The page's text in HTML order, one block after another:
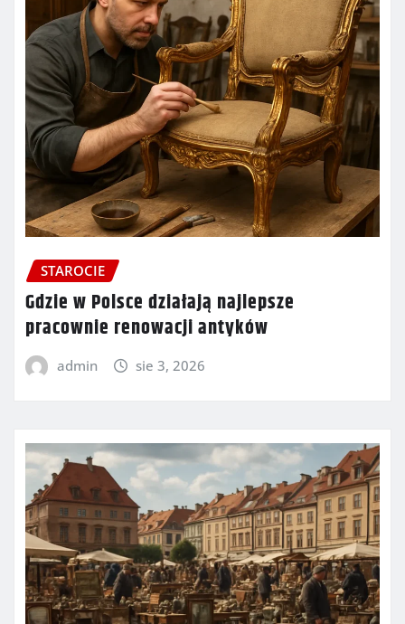
STAROCIE
Gdzie w Polsce działają najlepsze
pracownie renowacji antyków
admin sie 3, 2026